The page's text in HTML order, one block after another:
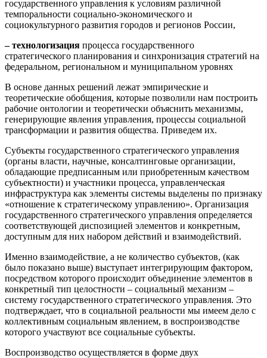
государственного управления к условиям различной
темпоральности социально-экономического и
социокультурного развития городов и регионов России,
– технологизация процесса государственного
стратегического планирования и синхронизация стратегий на
федеральном, региональном и муниципальном уровнях
В основе данных решений лежат эмпирические и
теоретические обобщения, которые позволили нам построить
рабочие онтологии и теоретически объяснить механизмы,
генерирующие явления управления, процессы социальной
трансформации и развития общества. Приведем их.
Субъекты государственного стратегического управления
(органы власти, научные, консалтинговые организации,
обладающие предписанным или приобретенным качеством
субъектности) и участники процесса, управленческая
инфраструктура как элементы системы выделены по признаку
«отношение к стратегическому управлению». Организация
государственного стратегического управления определяется
соответствующей диспозицией элементов и конкретным,
доступным для них набором действий и взаимодействий.
Именно взаимодействие, а не количество субъектов, (как
было показано выше) выступает интегрирующим фактором,
посредством которого происходит объединение элементов в
конкретный тип целостности – социальный механизм –
систему государственного стратегического управления. Это
подтверждает, что в социальной реальности мы имеем дело с
коллективным социальным явлением, в воспроизводстве
которого участвуют все социальные субъекты.
Воспроизводство осуществляется в форме двух